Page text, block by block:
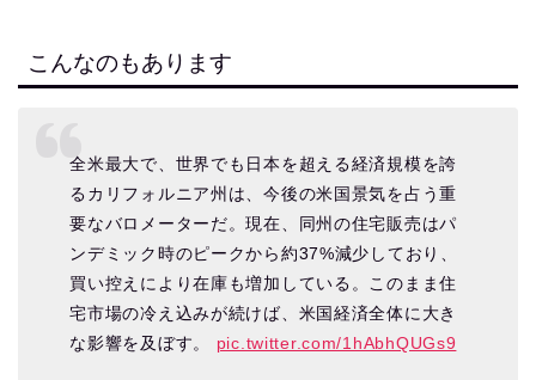
こんなのもあります
全米最大で、世界でも日本を超える経済規模を誇
るカリフォルニア州は、今後の米国景気を占う重
要なバロメーターだ。現在、同州の住宅販売はパ
ンデミック時のピークから約37%減少しており、
買い控えにより在庫も増加している。このまま住
宅市場の冷え込みが続けば、米国経済全体に大き
な影響を及ぼす。 pic.twitter.com/1hAbhQUGs9